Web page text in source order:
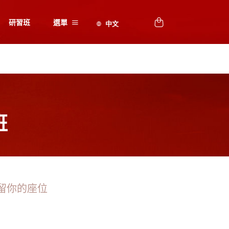
研習班 選單
你的座位